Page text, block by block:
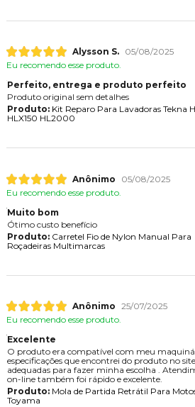
Alysson S.
05/08/2025
Eu recomendo esse produto.
Perfeito, entrega e produto perfeito
Produto original sem detalhes
Produto:Kit Reparo Para Lavadoras Tekna
HLX150 HL2000
Anônimo
05/08/2025
Eu recomendo esse produto.
Muito bom
Ótimo custo benefício
Produto:Carretel Fio de Nylon Manual Para
Roçadeiras Multimarcas
Anônimo 25/07/2025
Eu recomendo esse produto.
Excelente
O produto era compatível com meu
especificações que encontrei do produto no
adequadas para fazer minha escolha .
on-line também foi rápido e excelente.
Produto:Mola de Partida Retrátil Para
Toyama